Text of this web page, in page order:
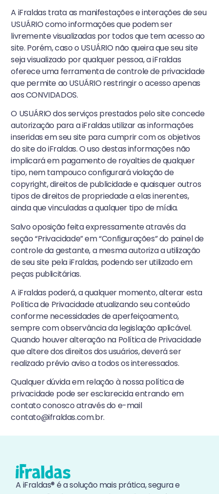
A iFraldas trata as manifestações e interações de seu
USUÁRIO como informações que podem ser
livremente visualizadas por todos que tem acesso ao
site. Porém, caso o USUÁRIO não queira que seu site
seja visualizado por qualquer pessoa, a iFraldas
oferece uma ferramenta de controle de privacidade
que permite ao USUÁRIO restringir o acesso apenas
aos CONVIDADOS.
O USUÁRIO dos serviços prestados pelo site concede
autorização para a iFraldas utilizar as informações
inseridas em seu site para cumprir com os objetivos
do site do iFraldas. O uso destas informações não
implicará em pagamento de royalties de qualquer
tipo, nem tampouco configurará violação de
copyright, direitos de publicidade e quaisquer outros
tipos de direitos de propriedade a elas inerentes,
ainda que vinculadas a qualquer tipo de mídia.
Salvo oposição feita expressamente através da
seção “Privacidade” em “Configurações” do painel de
controle da gestante, a mesma autoriza a utilização
de seu site pela iFraldas, podendo ser utilizado em
peças publicitárias.
A iFraldas poderá, a qualquer momento, alterar esta
Política de Privacidade atualizando seu conteúdo
conforme necessidades de aperfeiçoamento,
sempre com observância da legislação aplicável.
Quando houver alteração na Política de Privacidade
que altere dos direitos dos usuários, deverá ser
realizado prévio aviso a todos os interessados.
Qualquer dúvida em relação à nossa política de
privacidade pode ser esclarecida entrando em
contato conosco através do e-mail
contato@ifraldas.com.br.
A iFraldas® é a solução mais prática, segura e